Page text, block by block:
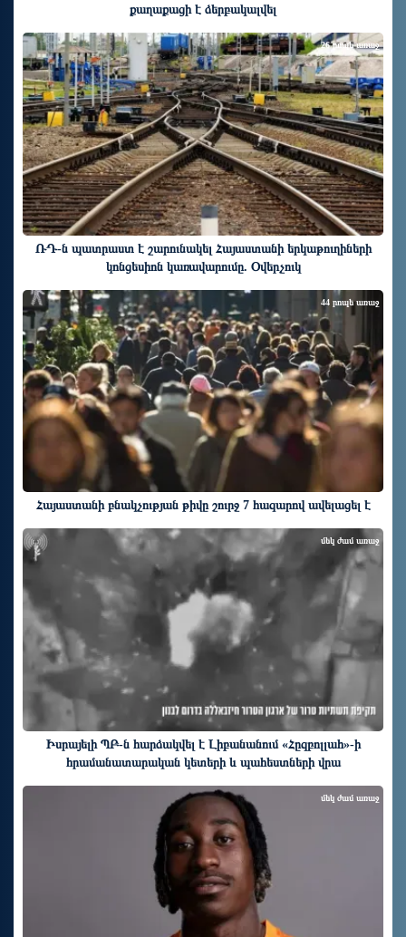
քաղաքացի է ձերբակալվել
ՌԴ-ն պատրաստ է շարունակել Հայաստանի երկաթուղիների
կոնցեսիոն կառավարումը. Օվերչուկ
26 րոպե առաջ
Հայաստանի բնակչության թիվը շուրջ 7 հազարով ավելացել է
44 րոպե առաջ
Իսրայելի ՊԲ-ն հարձակվել է Լիբանանում «Հըզբոլլահ»-ի
հրամանատարական կետերի և պահեստների վրա
մեկ ժամ առաջ
մեկ ժամ առաջ